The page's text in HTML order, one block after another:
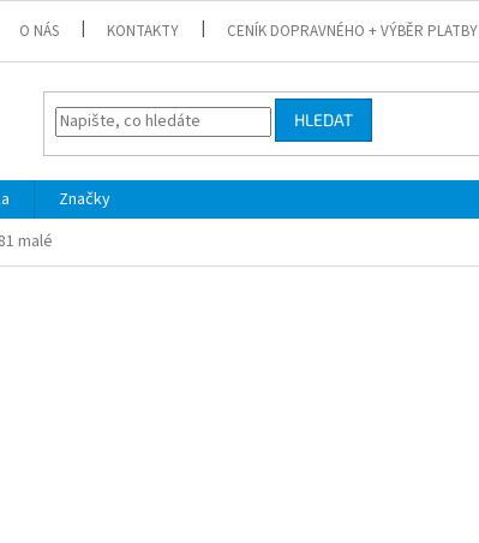
O NÁS KONTAKTY CENÍK DOPRAVNÉHO + VÝBĚR PLATBY
HLEDAT
Značky
malé